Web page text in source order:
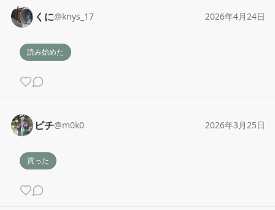
くに@knys_17 2026年4月24日
読み始めた
ピチ@m0k0 2026年3月25日
買った